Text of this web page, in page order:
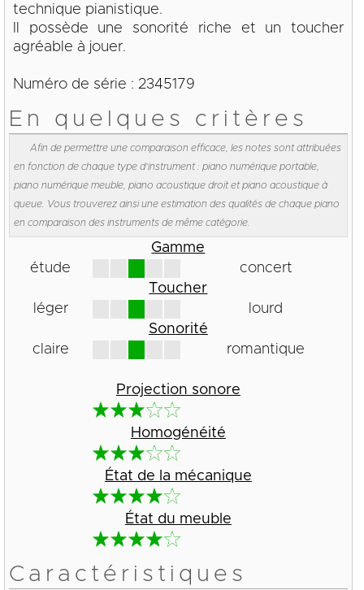
technique pianistique.
Il possède une sonorité riche et un toucher
agréable à jouer.
Numéro de série : 2345179
En quelques critères
Afin de permettre une comparaison efficace, les notes sont attribuées
en fonction de chaque type d'instrument : piano numérique portable,
piano numérique meuble, piano acoustique droit et piano acoustique à
queue. Vous trouverez ainsi une estimation des qualités de chaque piano
en comparaison des instruments de même catégorie.
Gamme
étude
concert
Toucher
léger
lourd
Sonorité
claire
romantique
Projection sonore
Homogénéité
État de la mécanique
État du meuble
Caractéristiques